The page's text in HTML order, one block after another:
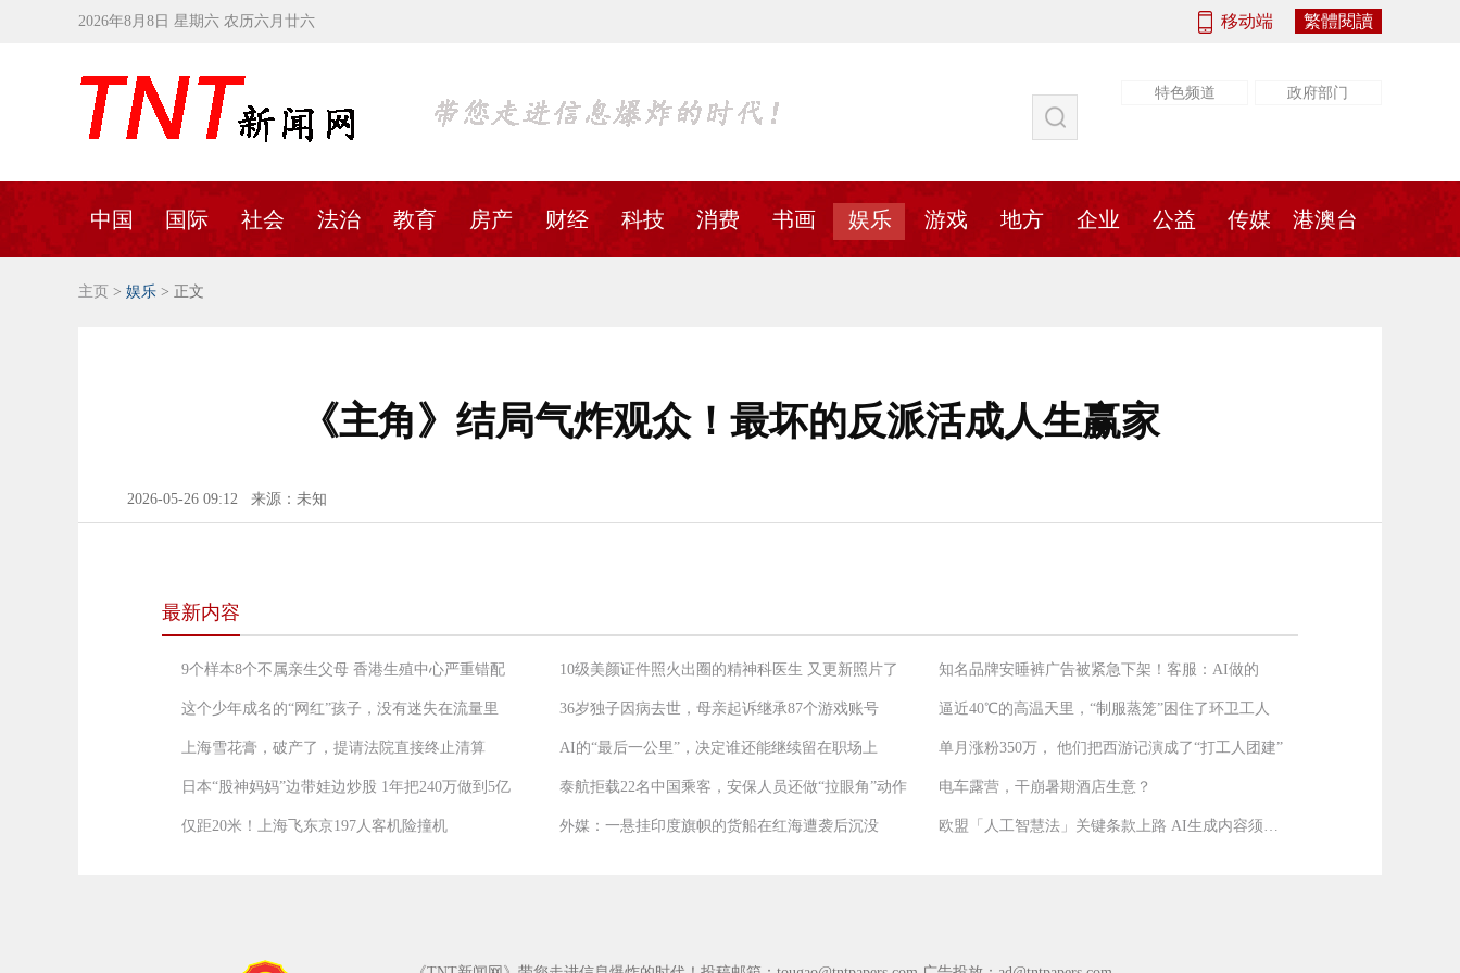
2026年8月8日 星期六 农历六月廿六 移动端 繁體閱讀
特色频道
政府部门
中国 国际 社会 法治 教育 房产 财经 科技 消费 书画 娱乐 游戏 地方 企业 公益 传媒 港澳台
主页 > 娱乐 > 正文
《主角》结局气炸观众！最坏的反派活成人生赢家
2026-05-26 09:12 来源：未知
最新内容
9个样本8个不属亲生父母 香港生殖中心严重错配 10级美颜证件照火出圈的精神科医生 又更新照片了 知名品牌安睡裤广告被紧急下架！客服：AI做的
这个少年成名的“网红”孩子，没有迷失在流量里 36岁独子因病去世，母亲起诉继承87个游戏账号 逼近40℃的高温天里，“制服蒸笼”困住了环卫工人
上海雪花膏，破产了，提请法院直接终止清算 AI的“最后一公里”，决定谁还能继续留在职场上 单月涨粉350万， 他们把西游记演成了“打工人团建”
日本“股神妈妈”边带娃边炒股 1年把240万做到5亿 泰航拒载22名中国乘客，安保人员还做“拉眼角”动作 电车露营，干崩暑期酒店生意？
仅距20米！上海飞东京197人客机险撞机 外媒：一悬挂印度旗帜的货船在红海遭袭后沉没 欧盟「人工智慧法」关键条款上路 AI生成内容须强制